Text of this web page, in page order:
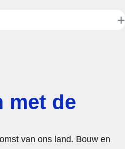
met de
van ons land. Bouw en